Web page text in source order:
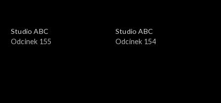
Studio ABC
Odcinek 155
Studio ABC
Odcinek 154